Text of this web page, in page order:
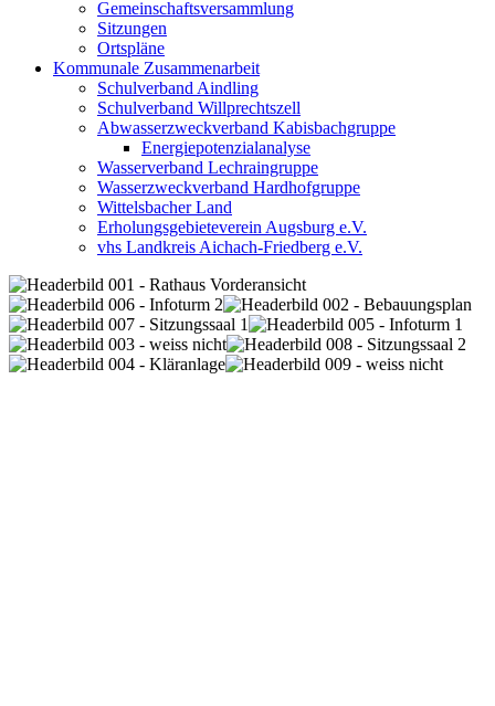
Gemeinschaftsversammlung
Sitzungen
Ortspläne
Kommunale Zusammenarbeit
Schulverband Aindling
Schulverband Willprechtszell
Abwasserzweckverband Kabisbachgruppe
Energiepotenzialanalyse
Wasserverband Lechraingruppe
Wasserzweckverband Hardhofgruppe
Wittelsbacher Land
Erholungsgebieteverein Augsburg e.V.
vhs Landkreis Aichach-Friedberg e.V.